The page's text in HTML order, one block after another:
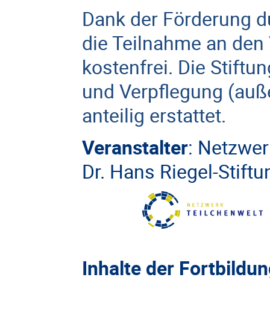
Dank der Förderung
die Teilnahme an
kostenfrei. Die
und Verpflegung
anteilig erstattet.
Veranstalter:
Dr. Hans Riegel-
Inhalte der